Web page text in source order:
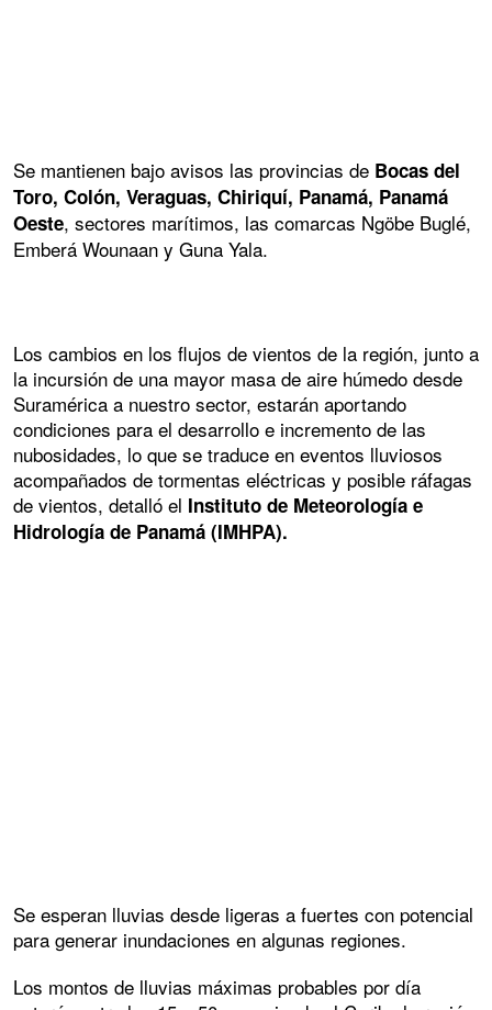
Se mantienen bajo avisos las provincias de Bocas del
Toro, Colón, Veraguas, Chiriquí, Panamá, Panamá
Oeste, sectores marítimos, las comarcas Ngöbe Buglé,
Emberá Wounaan y Guna Yala.
Los cambios en los flujos de vientos de la región, junto a
la incursión de una mayor masa de aire húmedo desde
Suramérica a nuestro sector, estarán aportando
condiciones para el desarrollo e incremento de las
nubosidades, lo que se traduce en eventos lluviosos
acompañados de tormentas eléctricas y posible ráfagas
de vientos, detalló el Instituto de Meteorología e
Hidrología de Panamá (IMHPA).
Se esperan lluvias desde ligeras a fuertes con potencial
para generar inundaciones en algunas regiones.
Los montos de lluvias máximas probables por día